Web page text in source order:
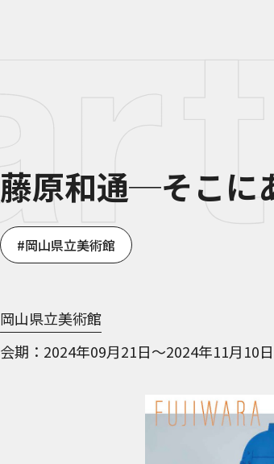
藤原和通─そこに
岡山県立美術館
岡山県立美術館
会期
2024年09月21日～2024年11月10日